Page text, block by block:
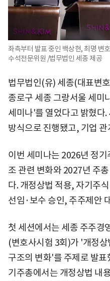
좌측부터 발표 중인 백상현, 최명 변
수석전문위원 /법무법인 세종 제공
법무법인(유) 세종(대표변
종로구 세종 그랑서울 세미
세미나'를 열었다고 밝혔다
방식으로 진행됐고, 기업
이번 세미나는 2026년 정
조 관련 변화와 2027년 주
다. 개정상법 적용, 자기주
선임·보수 승인, 주주제안
첫 세션에서는 세종 주주경
(변호사시험 3회)가 '개정상
구조의 변화'를 주제로 발
기주총에서는 개정상법 내